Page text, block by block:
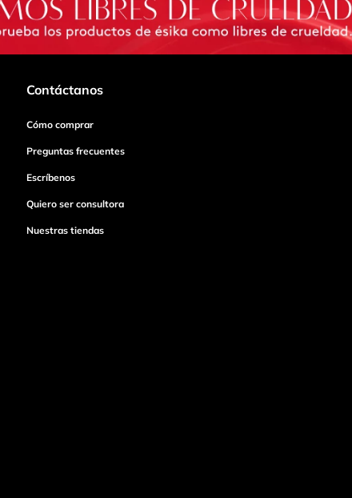
Contáctanos
Cómo comprar
Preguntas frecuentes
Escríbenos
Quiero ser consultora
Nuestras tiendas